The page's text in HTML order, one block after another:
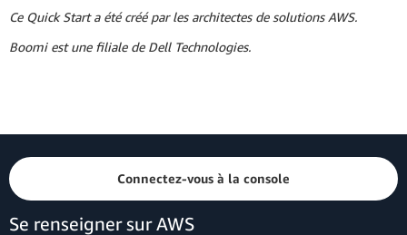
Ce Quick Start a été créé par les architectes de solutions AWS.
Boomi est une filiale de Dell Technologies.
Connectez-vous à la console
Se renseigner sur AWS